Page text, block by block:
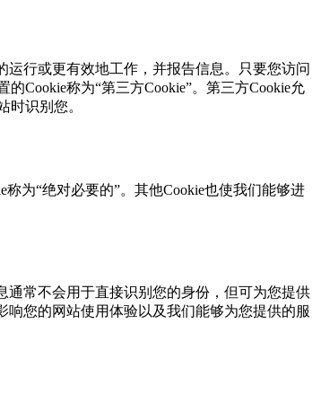
行或更有效地工作，并报告信息。只要您访问
的Cookie称为“第三方Cookie”。第三方Cookie允
时识别您。
称为“绝对必要的”。其他Cookie也使我们能够进
常不会用于直接识别您的身份，但可为您提供
响您的网站使用体验以及我们能够为您提供的服